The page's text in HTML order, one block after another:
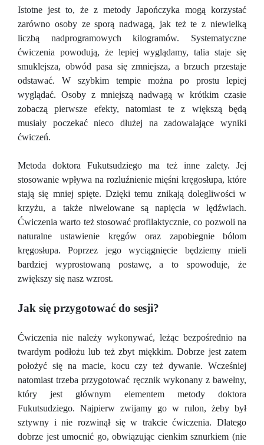
Istotne jest to, że z metody Japończyka mogą korzystać
zarówno osoby ze sporą nadwagą, jak też te z niewielką
liczbą nadprogramowych kilogramów. Systematyczne
ćwiczenia powodują, że lepiej wyglądamy, talia staje się
smuklejsza, obwód pasa się zmniejsza, a brzuch przestaje
odstawać. W szybkim tempie można po prostu lepiej
wyglądać. Osoby z mniejszą nadwagą w krótkim czasie
zobaczą pierwsze efekty, natomiast te z większą będą
musiały poczekać nieco dłużej na zadowalające wyniki
ćwiczeń.
Metoda doktora Fukutsudziego ma też inne zalety. Jej
stosowanie wpływa na rozluźnienie mięśni kręgosłupa, które
stają się mniej spięte. Dzięki temu znikają dolegliwości w
krzyżu, a także niwelowane są napięcia w lędźwiach.
Ćwiczenia warto też stosować profilaktycznie, co pozwoli na
naturalne ustawienie kręgów oraz zapobiegnie bólom
kręgosłupa. Poprzez jego wyciągnięcie będziemy mieli
bardziej wyprostowaną postawę, a to spowoduje, że
zwiększy się nasz wzrost.
Jak się przygotować do sesji?
Ćwiczenia nie należy wykonywać, leżąc bezpośrednio na
twardym podłożu lub też zbyt miękkim. Dobrze jest zatem
położyć się na macie, kocu czy też dywanie. Wcześniej
natomiast trzeba przygotować ręcznik wykonany z bawełny,
który jest głównym elementem metody doktora
Fukutsudziego. Najpierw zwijamy go w rulon, żeby był
sztywny i nie rozwinął się w trakcie ćwiczenia. Dlatego
dobrze jest umocnić go, obwiązując cienkim sznurkiem (nie